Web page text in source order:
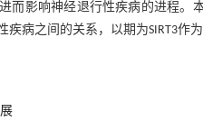
而影响神经退行性疾病的进程。
病之间的关系，以期为SIRT3作